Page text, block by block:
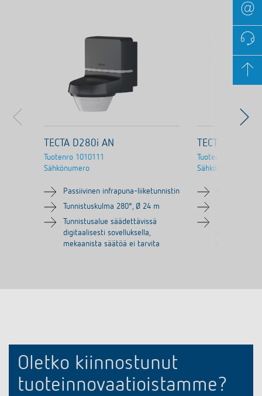
TECTA D280i AN
Tuotenro 1010111
Sähkönumero
Passiivinen infrapuna-liiketunnistin
Tunnistuskulma 280°, Ø 24 m
Tunnistusalue säädettävissä
digitaalisesti sovelluksella,
mekaanista säätöä ei tarvita
TECTA D280i
Tuotenro
Sähkönumero
Oletko kiinnostunut
tuoteinnovaatioistamme?